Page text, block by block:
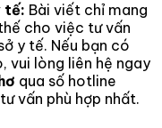
tế: Bài viết chỉ mang
cho việc tư vấn
y tế. Nếu bạn có
vui lòng liên hệ ngay
qua số hotline
vấn phù hợp nhất.